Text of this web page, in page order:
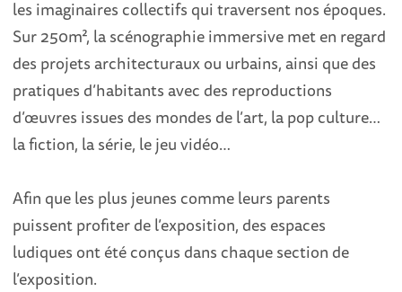
les imaginaires collectifs qui traversent nos époques.
Sur 250m², la scénographie immersive met en regard
des projets architecturaux ou urbains, ainsi que des
pratiques d’habitants avec des reproductions
d’œuvres issues des mondes de l’art, la pop culture…
la fiction, la série, le jeu vidéo…
Afin que les plus jeunes comme leurs parents
puissent profiter de l’exposition, des espaces
ludiques ont été conçus dans chaque section de
l’exposition.